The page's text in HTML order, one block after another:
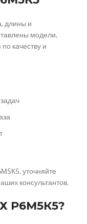
длины и
модели,
качеству и
уточняйте
консультантов.
Р6М5К5?